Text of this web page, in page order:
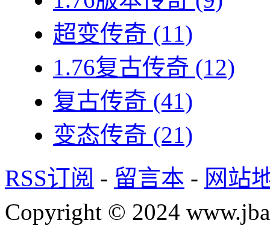
超变传奇 (11)
1.76复古传奇 (12)
复古传奇 (41)
变态传奇 (21)
RSS订阅 - 留言本 - 网站
Copyright © 2024